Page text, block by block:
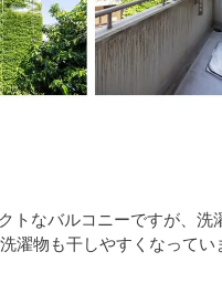
トなバルコニーですが、洗
濯物も干しやすくなってい